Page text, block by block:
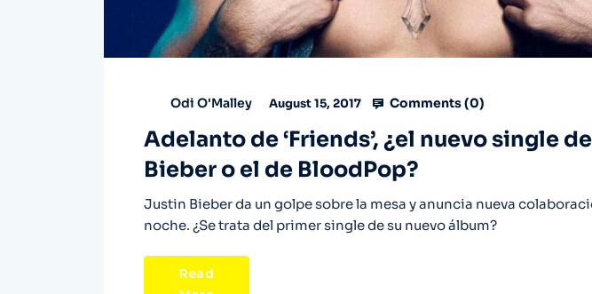
Odi O'Malley August 15, 2017 Comments (0)
Adelanto de ‘Friends’, ¿el nuevo single
Bieber o el de BloodPop?
Justin Bieber da un golpe sobre la mesa y anuncia nueva
noche. ¿Se trata del primer single de su nuevo álbum?
Read